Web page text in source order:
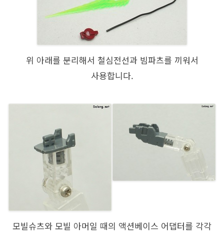
위 아래를 분리해서 철심전선과 빔파츠를 끼워서
사용합니다.
모빌슈츠와 모빌 아머일 때의 액션베이스 어댑터를 각각